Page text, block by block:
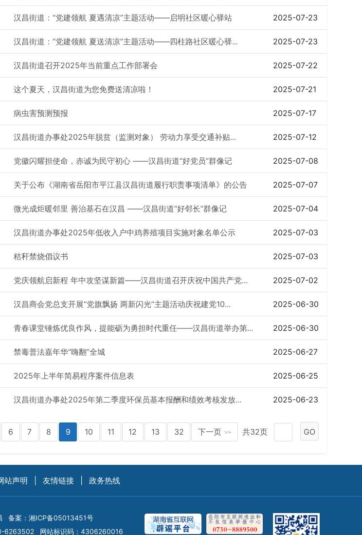
汉昌街道：“党建领航 夏遇清凉”主题活动——启明社区暖心驿站 2025-07-23
汉昌街道：“党建领航 夏送清凉”主题活动——四柱路社区暖心驿... 2025-07-23
汉昌街道召开2025年当前重点工作部署会 2025-07-22
这个夏天，汉昌街道为您免费送清凉啦！ 2025-07-21
病虫害预测预报 2025-07-17
汉昌街道办事处2025年脱贫（监测对象） 劳动力享受交通补贴... 2025-07-12
党徽闪耀担使命，赤诚为民守初心 ——汉昌街道“好党员”群像记 2025-07-08
关于公布《湖南省岳阳市平江县汉昌街道履行职责事项清单》的公告 2025-07-07
微光成炬暖邻里 善治基石在汉昌 ——汉昌街道“好邻长”群像记 2025-07-04
汉昌街道办事处2025年低收入户中鸡养殖项目实施对象名单公示 2025-07-03
秸秆禁烧倡议书 2025-07-03
党庆领航启新程 年中攻坚谋新篇——汉昌街道召开庆祝中国共产党... 2025-07-02
汉昌商会党总支开展“党旗飘扬 两新闪光”主题活动庆祝建党10... 2025-06-30
青春课堂锤炼优良作风，提能砺为勇担时代重任——汉昌街道举办第... 2025-06-30
禁毒普法嘉年华“嗨翻”全城 2025-06-27
2025年上半年简易程序案件信息表 2025-06-25
汉昌街道办事处2025年第二季度环保员基本报酬和绩效考核发放... 2025-06-23
6 7 8 9 10 11 12 13 32 下一页 >> 共32页 GO
站声明 友情链接 政务热线
备案： 湘ICP备05013451号
6263502 网站标识码：4306260016